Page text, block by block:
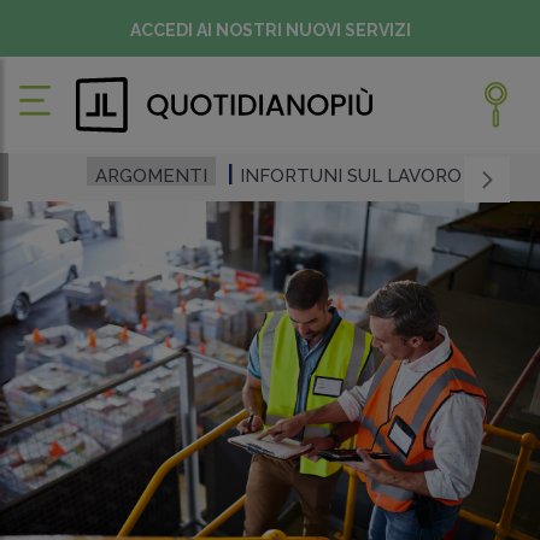
ACCEDI AI NOSTRI NUOVI SERVIZI
ARGOMENTI INFORTUNI SUL LAVORO